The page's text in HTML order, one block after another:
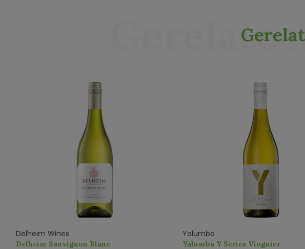
Delheim Wines
Delheim Sauvignon Blanc
Yalumba
Yalumba Y Series Viognier